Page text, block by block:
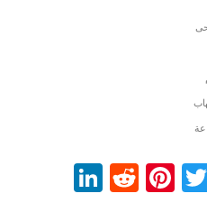
WhatsApp
Twitter
Pinterest
Reddit